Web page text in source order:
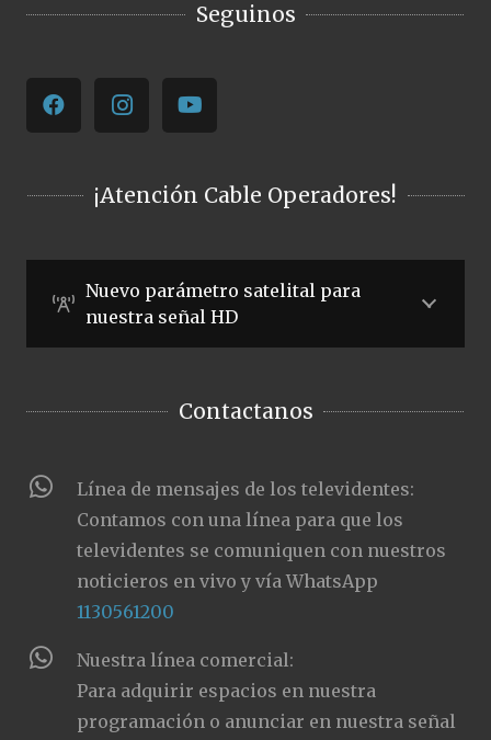
Seguinos
¡Atención Cable Operadores!
Nuevo parámetro satelital para
nuestra señal HD
Contactanos
Línea de mensajes de los televidentes:
Contamos con una línea para que los
televidentes se comuniquen con nuestros
noticieros en vivo y vía WhatsApp
1130561200
Nuestra línea comercial:
Para adquirir espacios en nuestra
programación o anunciar en nuestra señal